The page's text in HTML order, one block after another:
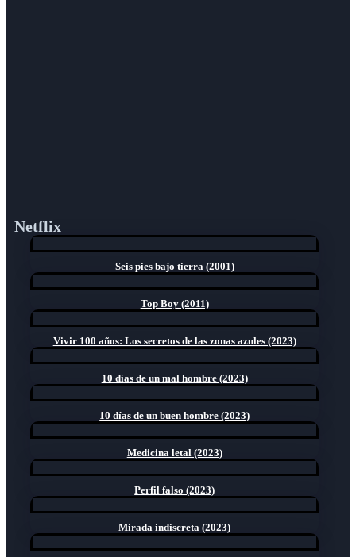
Netflix
Seis pies bajo tierra (2001)
Top Boy (2011)
Vivir 100 años: Los secretos de las zonas azules (2023)
10 días de un mal hombre (2023)
10 días de un buen hombre (2023)
Medicina letal (2023)
Perfil falso (2023)
Mirada indiscreta (2023)